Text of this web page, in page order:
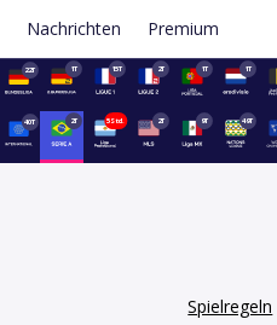
Nachrichten Premium
22T 1T 15T 2T 1T 1T
40T 2T 5Std. 2T 9T 49T
Spielregeln